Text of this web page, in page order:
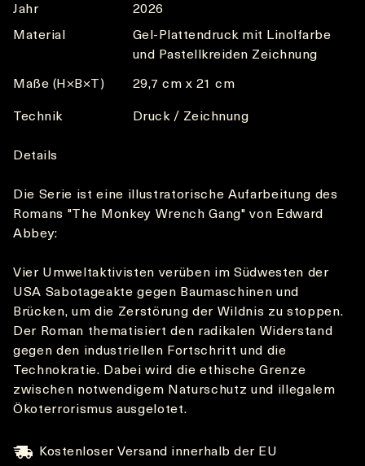
Jahr
2026
Material
Gel-Plattendruck mit Linolfarbe
und Pastellkreiden Zeichnung
Maße (H×B×T) 29,7 cm x 21 cm
Technik Druck / Zeichnung
Details
Die Serie ist eine illustratorische Aufarbeitung des
Romans "The Monkey Wrench Gang" von Edward
Abbey:
Vier Umweltaktivisten verüben im Südwesten der
USA Sabotageakte gegen Baumaschinen und
Brücken, um die Zerstörung der Wildnis zu stoppen.
Der Roman thematisiert den radikalen Widerstand
gegen den industriellen Fortschritt und die
Technokratie. Dabei wird die ethische Grenze
zwischen notwendigem Naturschutz und illegalem
Ökoterrorismus ausgelotet.
Kostenloser Versand innerhalb der EU